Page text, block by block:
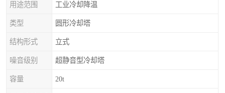
用途范围 工业冷却降温
类型 圆形冷却塔
结构形式 立式
噪音级别 超静音型冷却塔
容量 20t